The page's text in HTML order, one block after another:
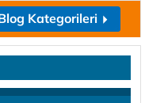
Kategorileri